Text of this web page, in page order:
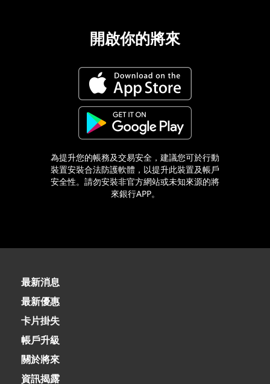
開啟你的將來
為提升您的帳務及交易安全，建議您可於行動
裝置安裝合法防護軟體，以提升此裝置及帳戶
安全性。請勿安裝非官方網站或未知來源的將
來銀行APP。
最新消息
最新優惠
卡片掛失
帳戶升級
關於將來
資訊揭露